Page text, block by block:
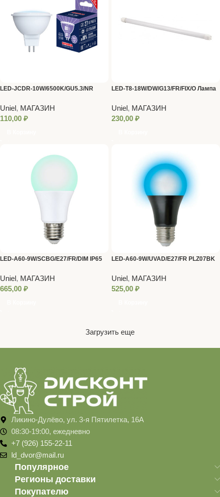
LED-JCDR-10W/6500K/GU5.3/NR
«JCDR», матовая. Серия Norma.
Дневной белый свет (6500К). TM
Uniel, МАГАЗИН
110,00 ₽
LED-T8-18W/DW/G13/FR/FIX/O Лампа
Дневной свет
Uniel, МАГАЗИН
230,00 ₽
LED-A60-9W/SCBG/E27/FR/DIM IP65
диммируемая для бойлеров. Спектр
синий и зеленый. TM Uniel
Uniel, МАГАЗИН
665,00 ₽
LED-A60-9W/UVAD/E27/FR PLZ07BK
ультрафиолетовая для дискотек.
Спектр UVA 410нм. Картон. TM Uniel
Uniel, МАГАЗИН
525,00 ₽
Загрузить еще
Ликино-Дулёво, ул. 3-я Пятилетка, 16А
08:30-19:00, ежедневно
+7 (926) 155-22-11
ld_dvor@mail.ru
Популярное
Регионы доставки
Покупателю